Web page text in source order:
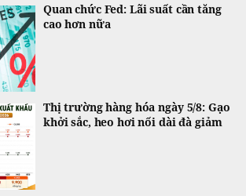
Quan chức Fed: Lãi suất cần tăng
cao hơn nữa
Thị trường hàng hóa ngày 5/8: Gạo
khởi sắc, heo hơi nối dài đà giảm